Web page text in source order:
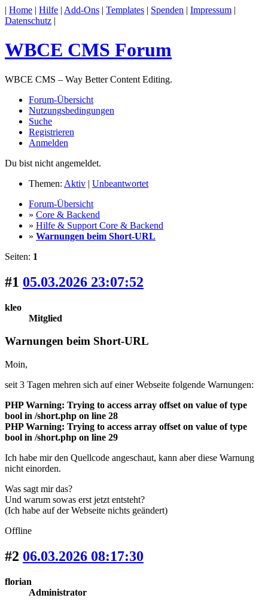
| Home | Hilfe | Add-Ons | Templates | Spenden | Impressum |
Datenschutz |
WBCE CMS Forum
WBCE CMS – Way Better Content Editing.
Forum-Übersicht
Nutzungsbedingungen
Suche
Registrieren
Anmelden
Du bist nicht angemeldet.
Themen: Aktiv | Unbeantwortet
Forum-Übersicht
» Core & Backend
» Hilfe & Support Core & Backend
» Warnungen beim Short-URL
Seiten: 1
#1 05.03.2026 23:07:52
kleo
Mitglied
Warnungen beim Short-URL
Moin,
seit 3 Tagen mehren sich auf einer Webseite folgende Warnungen:
PHP Warning: Trying to access array offset on value of type
bool in /short.php on line 28
PHP Warning: Trying to access array offset on value of type
bool in /short.php on line 29
Ich habe mir den Quellcode angeschaut, kann aber diese Warnung
nicht einorden.
Was sagt mir das?
Und warum sowas erst jetzt entsteht?
(Ich habe auf der Webseite nichts geändert)
Offline
#2 06.03.2026 08:17:30
florian
Administrator